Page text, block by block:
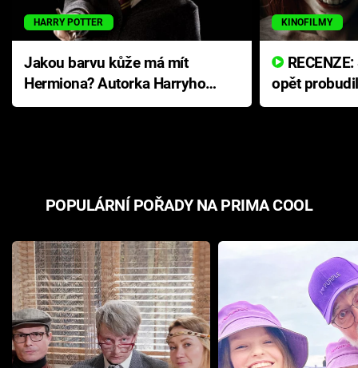
HARRY POTTER
Jakou barvu kůže má mít
Hermiona? Autorka Harryho
Pottera přišla s ráznou
KINOFILMY
opět
přichází s
POPULÁRNÍ POŘADY NA PRIMA COOL